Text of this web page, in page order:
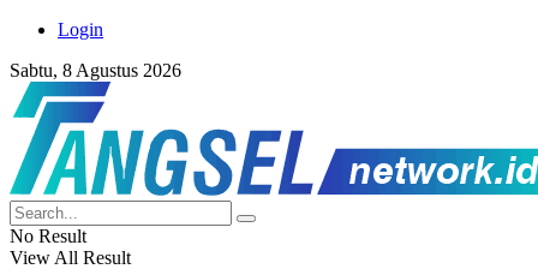
Login
Sabtu, 8 Agustus 2026
No Result
View All Result